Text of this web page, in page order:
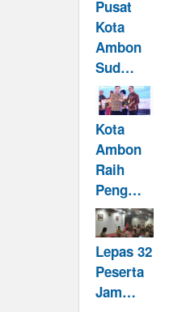
Pusat
Kota
Ambon
Sud…
Kota
Ambon
Raih
Peng…
Lepas 32
Peserta
Jam…